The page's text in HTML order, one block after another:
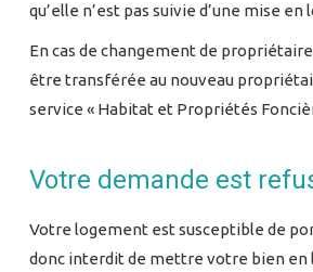
qu’elle n’est pas suivie d’une mise
En cas de changement de
être transférée au nouveau
service « Habitat et Propriétés
Votre demande est
Votre logement est susceptible de
donc interdit de mettre votre bien en